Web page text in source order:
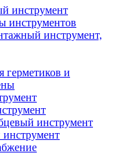
инструмент
инструментов
инструмент,
герметиков и
инструмент